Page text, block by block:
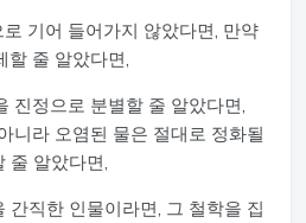
기어 들어가지 않았다면, 만약
할 줄 알았다면,
진정으로 분별할 줄 알았다면,
니라 오염된 물은 절대로 정화될
줄 알았다면,
간직한 인물이라면, 그 철학을 집